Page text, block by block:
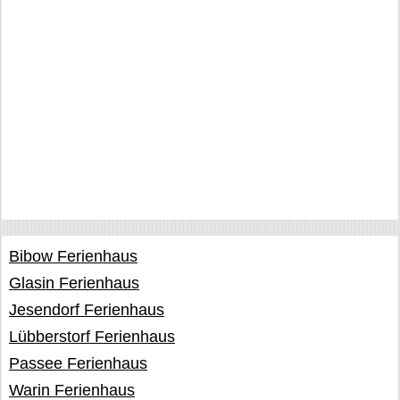
Bibow Ferienhaus
Glasin Ferienhaus
Jesendorf Ferienhaus
Lübberstorf Ferienhaus
Passee Ferienhaus
Warin Ferienhaus